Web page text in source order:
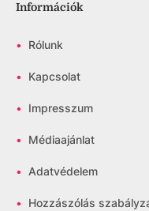
Információk
• Rólunk
• Kapcsolat
• Impresszum
• Médiaajánlat
• Adatvédelem
• Hozzászólás